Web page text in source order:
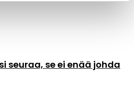
seuraa, se ei enää johda